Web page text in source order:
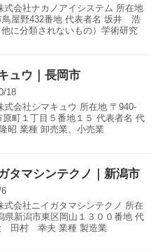
式会社ナカノアイシステム 所在地
鳥屋野432番地 代表者名 坂井 浩
に分類されないもの）学術研究
ュウ｜長岡市
18
式会社シマキュウ 所在地 〒940-
町１丁目５番地１５ 代表者名 代
業種 卸売業、小売業
タマシンテクノ｜新潟市
式会社ニイガタマシンテクノ 所在
県新潟市東区岡山１３００番地 代
田村 幸夫 業種 製造業